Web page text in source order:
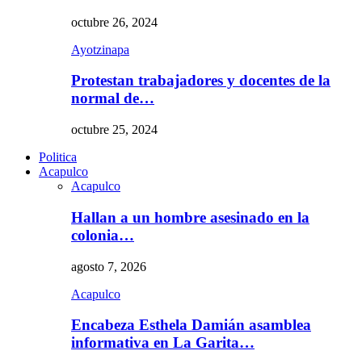
octubre 26, 2024
Ayotzinapa
Protestan trabajadores y docentes de la
normal de…
octubre 25, 2024
Politica
Acapulco
Acapulco
Hallan a un hombre asesinado en la
colonia…
agosto 7, 2026
Acapulco
Encabeza Esthela Damián asamblea
informativa en La Garita…